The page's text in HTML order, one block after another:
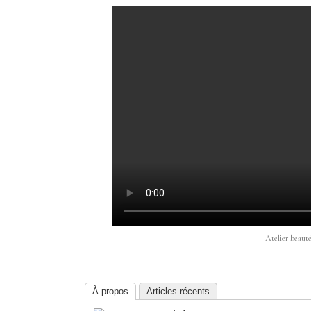
Atelier
À propos Articles récents